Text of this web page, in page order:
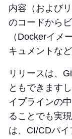
内容（および
のコードから
（Dockerイメ
キュメントな
リリースは、
ともできます
イプラインの
ることでも実
は、CI/CDパ